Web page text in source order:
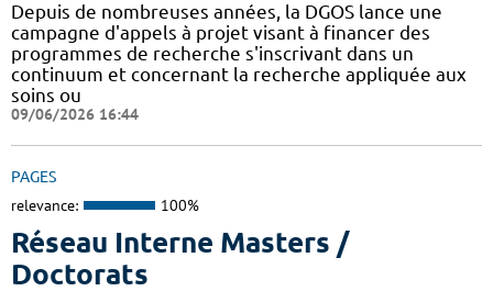
Depuis de nombreuses années, la DGOS lance une
campagne d'appels à projet visant à financer des
programmes de recherche s'inscrivant dans un
continuum et concernant la recherche appliquée aux
soins ou
09/06/2026 16:44
PAGES
relevance: 100%
Réseau Interne Masters /
Doctorats